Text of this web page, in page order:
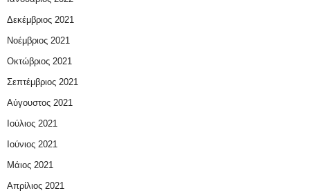
Δεκέμβριος 2021
Νοέμβριος 2021
Οκτώβριος 2021
Σεπτέμβριος 2021
Αύγουστος 2021
Ιούλιος 2021
Ιούνιος 2021
Μάιος 2021
Απρίλιος 2021